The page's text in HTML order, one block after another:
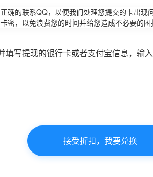
确的联系QQ，以便我们处理您提交的卡出现
密，以免浪费您的时间并给您造成不必要的困
填写提现的银行卡或者支付宝信息，输
接受折扣，我要兑换